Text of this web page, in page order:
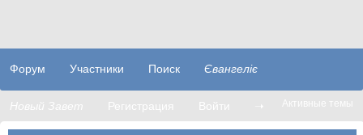
Форум Участники Поиск Євангеліє
Новый Завет Регистрация Войти ➝ Активные темы